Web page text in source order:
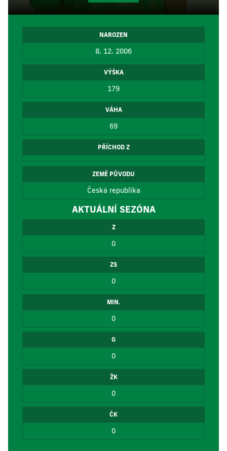
NAROZEN
8. 12. 2006
VÝŠKA
179
VÁHA
69
PŘÍCHOD Z
ZEMĚ PŮVODU
Česká republika
AKTUÁLNÍ SEZÓNA
Z
0
ZS
0
MIN.
0
G
0
ŽK
0
ČK
0